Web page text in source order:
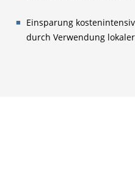
Einsparung
durch Verwendung